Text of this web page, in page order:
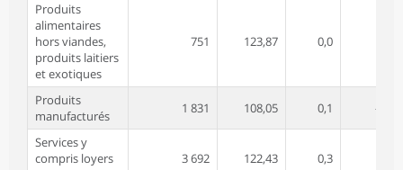
Produits
alimentaires
hors viandes,
produits laitiers
et exotiques
751 123,87 0,0
Produits
manufacturés
1 831 108,05 0,1 -0,1
Services y
compris loyers
3 692 122,43 0,3